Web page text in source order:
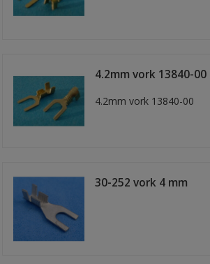
4.2mm vork 13840-00
4.2mm vork 13840-00
30-252 vork 4 mm